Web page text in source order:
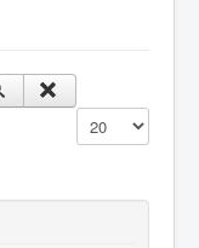
Affichage #